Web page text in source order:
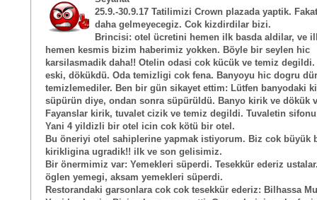
25.9.-30.9.17 Tatilimizi Crown plazada yaptik.
daha gelmeyecegiz. Cok kizdirdilar bizi.
Brincisi: otel ücretini hemen ilk basda aldilar, ve
hemen kesmis bizim haberimiz yokken. Böyle bir seylen hic
karsilasmadik daha!! Otelin odasi cok kücük ve temiz degildi.
eski, dökükdü. Oda temizligi cok fena. Banyoyu hic dogru
temizlemediler. Ben bir gün sikayet ettim: Lütfen banyodaki
süpürün diye, ondan sonra süpürüldü. Banyo kirik ve dökük
Fayanslar kirik, tuvalet cizik ve temiz degildi. Tuvaletin
Yani 4 yildizli bir otel icin cok kötü bir otel.
Bu öneriyi otel sahiplerine yapmak istiyorum. Biz cok büyük
kirikligina ugradik!! ilk ve son gelisimiz.
Bir önermimiz var: Yemekleri süperdi. Tesekkür ederiz
öglen yemegi, aksam yemekleri süperdi.
Restorandaki garsonlara cok cok tesekkür ederiz: Bilhassa